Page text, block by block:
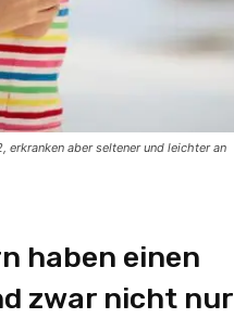
erkranken aber seltener und leichter an
haben einen
zwar nicht nur